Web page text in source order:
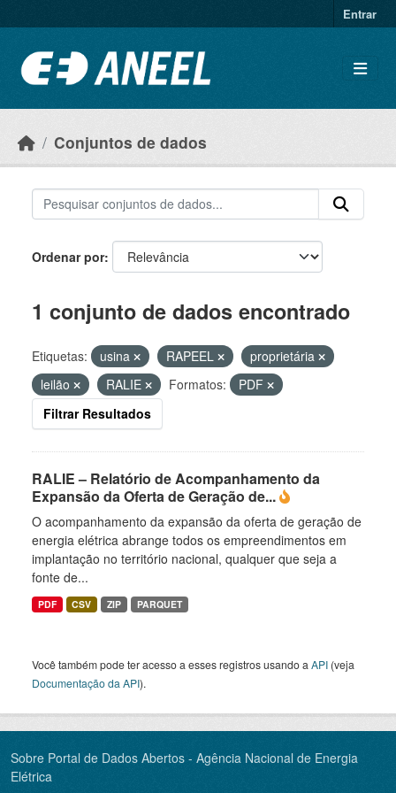
Entrar
Conjuntos de dados
Ordenar por
1 conjunto de dados encontrado
Etiquetas: usina RAPEEL
proprietária
leilão
RALIE Formatos:
PDF
Filtrar Resultados
RALIE – Relatório de Acompanhamento da
Expansão da Oferta de Geração de...
O acompanhamento da expansão da oferta de geração de
energia elétrica abrange todos os empreendimentos em
implantação no território nacional, qualquer que seja a
fonte de...
PDF CSV ZIP PARQUET
Você também pode ter acesso a esses registros usando a API (veja
Documentação da API).
Sobre Portal de Dados Abertos - Agência Nacional de Energia
Elétrica